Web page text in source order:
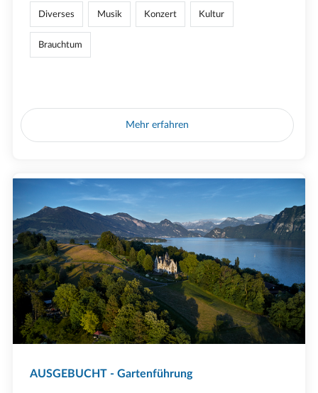
Diverses Musik Konzert Kultur
Brauchtum
Mehr erfahren
AUSGEBUCHT - Gartenführung